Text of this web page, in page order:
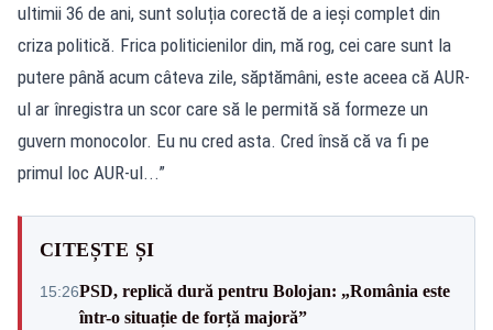
ultimii 36 de ani, sunt soluția corectă de a ieși complet din
criza politică. Frica politicienilor din, mă rog, cei care sunt la
putere până acum câteva zile, săptămâni, este aceea că AUR-
ul ar înregistra un scor care să le permită să formeze un
guvern monocolor. Eu nu cred asta. Cred însă că va fi pe
primul loc AUR-ul...”
CITEȘTE ȘI
15:26PSD, replică dură pentru Bolojan: „România este
într-o situație de forță majoră”